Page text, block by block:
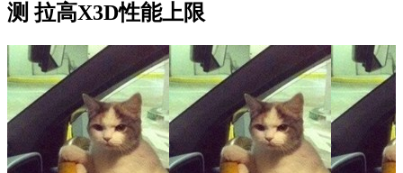
测 拉高X3D性能上限